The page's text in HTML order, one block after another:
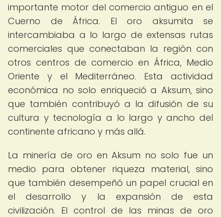
importante motor del comercio antiguo en el
Cuerno de África. El oro aksumita se
intercambiaba a lo largo de extensas rutas
comerciales que conectaban la región con
otros centros de comercio en África, Medio
Oriente y el Mediterráneo. Esta actividad
económica no solo enriqueció a Aksum, sino
que también contribuyó a la difusión de su
cultura y tecnología a lo largo y ancho del
continente africano y más allá.
La minería de oro en Aksum no solo fue un
medio para obtener riqueza material, sino
que también desempeñó un papel crucial en
el desarrollo y la expansión de esta
civilización. El control de las minas de oro